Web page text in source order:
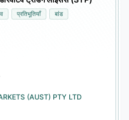
प्रतिभूतियाँ बांड
(AUST) PTY LTD